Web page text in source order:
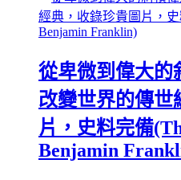
從卑微到偉大的
改變世界的傳世
片，史料完備
Benjamin